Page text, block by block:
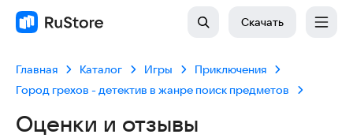
Скачать
Главная Каталог Игры
Приключения
Город грехов - детектив в жанре поиск предметов
Оценки и отзывы